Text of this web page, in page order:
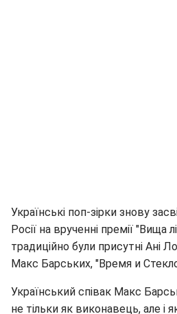
Українські поп-зірки знову
Росії на врученні премії "Вища
традиційно були присутні Ані
Макс Барських, "Время и
Український співак Макс
не тільки як виконавець, але і